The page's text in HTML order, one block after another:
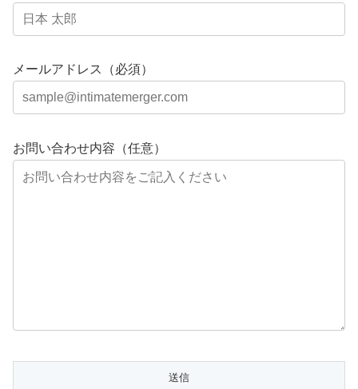
メールアドレス（必須）
お問い合わせ内容（任意）